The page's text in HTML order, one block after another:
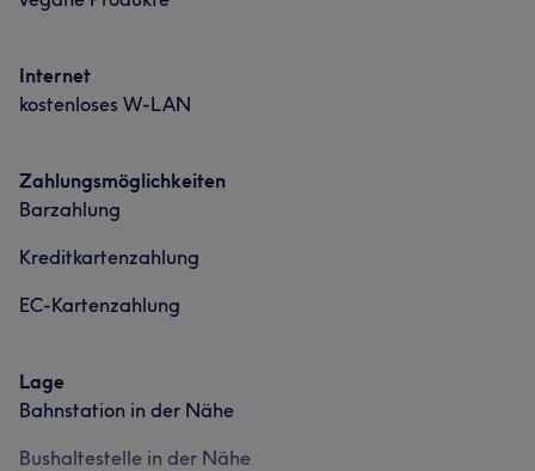
Internet
kostenloses W-LAN
Zahlungsmöglichkeiten
Barzahlung
Kreditkartenzahlung
EC-Kartenzahlung
Lage
Bahnstation in der Nähe
Bushaltestelle in der Nähe